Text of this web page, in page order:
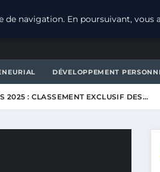
DÉVELOPPEMENT
2025 : CLASSEMENT EXCLUSIF DES…
navigation. En poursuivant,